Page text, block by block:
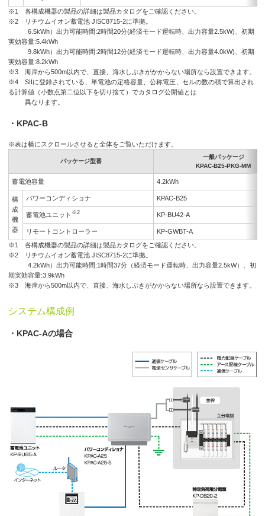
※1 各構成機器の製品の詳細は製品カタログをご確認ください。
※2 リチウムイオン蓄電池 JISC8715-2に準拠。
6.5kWh）出力可能時間:2時間20分(経済モード運転時、出力容量2.5kW)、初期
実効容量:5.4kWh
9.8kWh）出力可能時間:2時間12分(経済モード運転時、出力容量4.0kW)、初期
実効容量:8.2kWh
※3 海岸から500m以内で、直接、海水しぶきがかからない場所なら設置できます。
※4 SIIに登録されている、単電池の定格容量、公称電圧、セルの数の積で算出され
る計算値（小数点第二位以下を切り捨て）でカタログ公開値とは
異なります。
・KPAC-B
※表は横にスクロールさせると全体をご覧いただけます。
パッケージ型番
一般パッケージ
KPAC-B25-PKG-MM
蓄電池容量 4.2kWh
構
成
機
器
パワーコンディショナ KPAC-B25
蓄電池ユニット ※2 KP-BU42-A
リモートコントローラー
KP-GWBT-A
※1 各構成機器の製品の詳細は製品カタログをご確認ください。
※2 リチウムイオン蓄電池 JISC8715-2に準拠。
4.2kWh）出力可能時間:1時間37分（経済モード運転時、出力容量2.5kW）、初
期実効容量:3.9kWh
※3 海岸から500m以内で、直接、海水しぶきがかからない場所なら設置できます。
システム構成例
・KPAC-Aの場合